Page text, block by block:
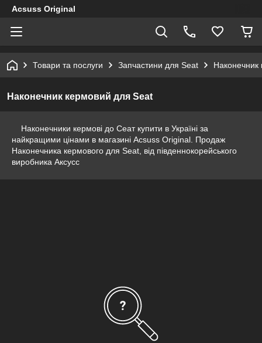
Acsuss Original
Товари та послуги Запчастини для Seat
Наконечник кермовий для Seat
Наконечники кермові до Сеат купити в Україні за
найкращими цінами в магазині Acsuss Original. Продаж
Наконечника кермового для Seat, від південнокорейського
виробника Аксусс